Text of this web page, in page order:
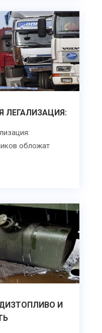
ЛЕГАЛИЗАЦИЯ:
обложат
И